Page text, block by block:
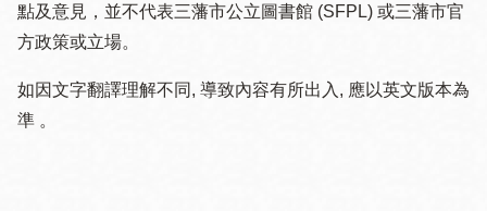
點及意見，並不代表三藩市公立圖書館 (SFPL) 或三藩市官
方政策或立場。
如因文字翻譯理解不同, 導致內容有所出入, 應以英文版本為
準 。